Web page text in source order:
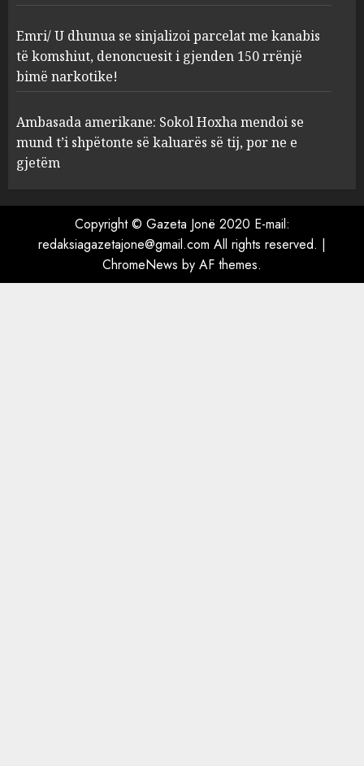
Emri/ U dhunua se sinjalizoi
parcelat me kanabis të
komshiut, denoncuesit i
gjenden 150 rrënjë bimë
AUGUST 7, 2026
AUGUST 7, 2026
Emri/ U dhunua se sinjalizoi parcelat me kanabis
të komshiut, denoncuesit i gjenden 150 rrënjë
bimë narkotike!
Ambasada amerikane: Sokol Hoxha mendoi se
mund t’i shpëtonte së kaluarës së tij, por ne e
gjetëm
Copyright © Gazeta Jonë 2020 E-mail:
redaksiagazetajone@gmail.com All rights reserved. |
ChromeNews by AF themes.